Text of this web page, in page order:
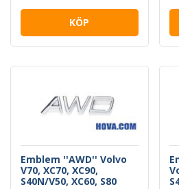
KÖP
Emblem ''AWD'' Volvo
V70, XC70, XC90,
S40N/V50, XC60, S80